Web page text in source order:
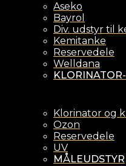
Aseko
Bayrol
Div. udstyr til
Kemitanke
Reservedele
Welldana
Klorinator og
Ozon
Reservedele
UV
MÅLEUDSTYR